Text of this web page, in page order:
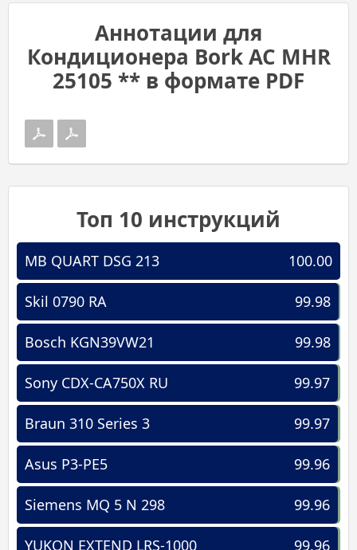
Аннотации для
Кондиционера Bork AC MHR
25105 ** в формате PDF
Топ 10 инструкций
100.00
MB QUART DSG 213
99.98
Skil 0790 RA
99.98
Bosch KGN39VW21
99.97
Sony CDX-CA750X RU
99.97
Braun 310 Series 3
99.96
Asus P3-PE5
99.96
Siemens MQ 5 N 298
99.96
YUKON EXTEND LRS-1000